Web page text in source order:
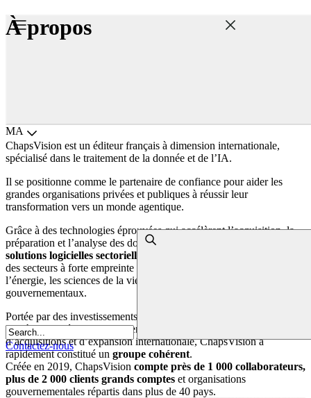
Choisir la langue
MA
Contactez-nous
À propos
ChapsVision est un éditeur français à dimension internationale,
spécialisé dans le traitement de la donnée et de l’IA.
Il se positionne comme le partenaire de confiance pour aider les
grandes organisations privées et publiques à réussir leur
transformation vers un monde agentique.
Grâce à des technologies éprouvées qui accélèrent l’acquisition, la
préparation et l’analyse des données, ChapsVision fournit des
solutions logicielles sectorielles
des secteurs à forte empreinte data tels que la finance, l’industrie,
l’énergie, les sciences de la vie, le retail et les services
gouvernementaux.
Portée par des investissements R&D significatifs dans la donnée et
l’IA à grande échelle, et soutenue par une stratégie ciblée
d’acquisitions et d’expansion internationale, ChapsVision a
rapidement constitué un groupe cohérent.
Créée en 2019, ChapsVision compte près de 1 000 collaborateurs,
plus de 2 000 clients grands comptes et organisations
gouvernementales répartis dans plus de 40 pays.